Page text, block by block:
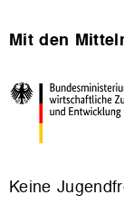
Mit den
Keine